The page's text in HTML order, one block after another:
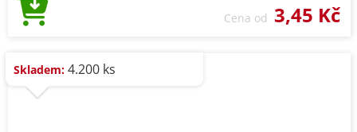
Cena od 3,45 Kč
Skladem: 4.200 ks